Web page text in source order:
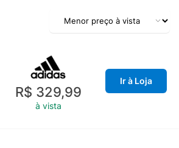
R$ 329,99
à vista
Ir à Loja